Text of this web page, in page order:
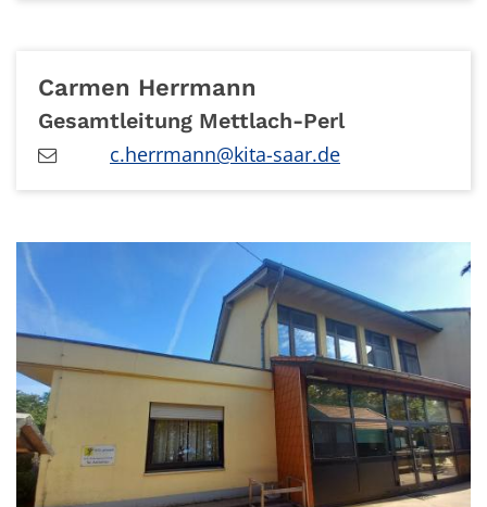
Carmen Herrmann
Gesamtleitung Mettlach-Perl
c.herrmann@kita-saar.de